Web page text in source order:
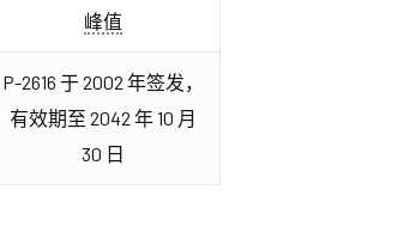
峰值
P-2616 于 2002 年签发，
有效期至 2042 年 10 月
30 日